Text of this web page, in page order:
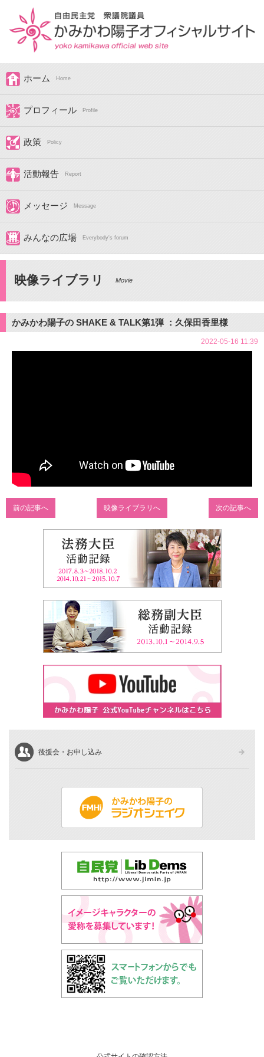
ホーム Home
プロフィール Profile
政策 Policy
活動報告 Report
メッセージ Message
みんなの広場 Everybody's forum
映像ライブラリ Movie
かみかわ陽子の SHAKE & TALK第1弾 ：久保田香里様
2022-05-16 11:39
前の記事へ 映像ライブラリへ 次の記事へ
後援会・お申し込み